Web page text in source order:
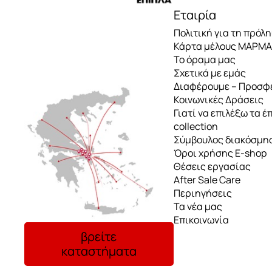
βρείτε
καταστήματα
Εταιρία
Πολιτική για τη
Κάρτα μέλους
Το όραμα μας
Σχετικά με εμάς
Διαφέρουμε –
Κοινωνικές Δράσεις
Γιατί να επιλέξω τα
collection
Σύμβουλος
Όροι χρήσης E-shop
Θέσεις εργασίας
After Sale Care
Περιηγήσεις
Τα νέα μας
Επικοινωνία